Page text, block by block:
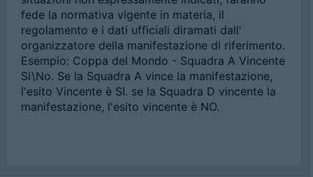
fede la normativa vigente in materia, il
regolamento e i dati ufficiali diramati dall'
organizzatore della manifestazione di riferimento.
Esempio: Coppa del Mondo - Squadra A Vincente
Si\No. Se la Squadra A vince la manifestazione,
l'esito Vincente è SI. se la Squadra D vincente la
manifestazione, l'esito vincente è NO.